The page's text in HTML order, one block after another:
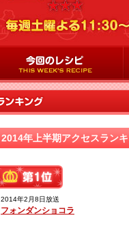
2014年上半期アクセスラン
2014年2月8日放送
フォンダンショコラ